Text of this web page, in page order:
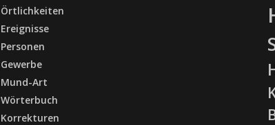
Örtlichkeiten
Ereignisse
Personen
Gewerbe
Mund-Art
Wörterbuch
Korrekturen